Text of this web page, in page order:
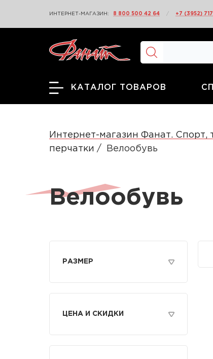
ИНТЕРНЕТ-МАГАЗИН: 8 800 500 42 64 / +7 (3952)
КАТАЛОГ ТОВАРОВ
Интернет-магазин Фанат. Спорт,
перчатки
Велообувь
Велообувь
РАЗМЕР
42 44
ЦЕНА И СКИДКИ
Только со скидкой